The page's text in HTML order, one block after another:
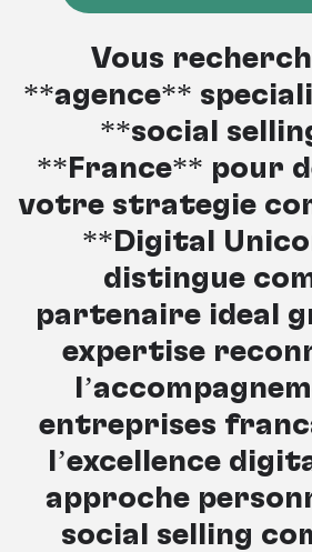
Vous
**agence**
**social
**France** pour
votre stratégie
**Digital
distingue
partenaire idéal
expertise
entreprises
l’excellence
approche
social selling